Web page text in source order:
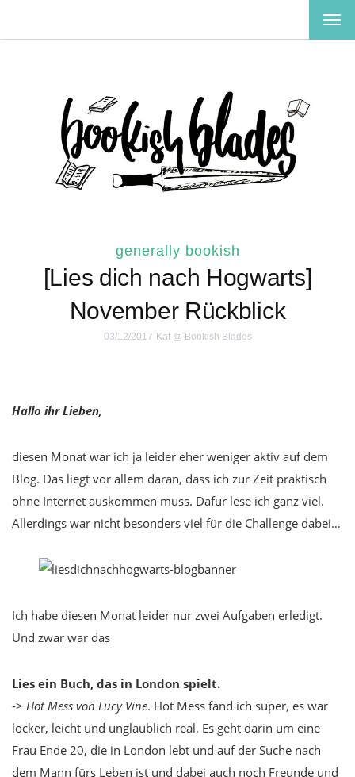
generally bookish
[Lies dich nach Hogwarts]
November Rückblick
03/12/2017 Kat @ Bookish Blades
Hallo ihr Lieben,
diesen Monat war ich ja leider eher weniger aktiv auf dem
Blog. Das liegt vor allem daran, dass ich zur Zeit praktisch
ohne Internet auskommen muss. Dafür lese ich ganz viel.
Allerdings war nicht besonders viel für die Challenge dabei…
Ich habe diesen Monat leider nur zwei Aufgaben erledigt.
Und zwar war das
Lies ein Buch, das in London spielt.
-> Hot Mess von Lucy Vine. Hot Mess fand ich super, es war
locker, leicht und unglaublich real. Es geht darin um eine
Frau Ende 20, die in London lebt und auf der Suche nach
dem Mann fürs Leben ist und dabei auch noch Freunde und